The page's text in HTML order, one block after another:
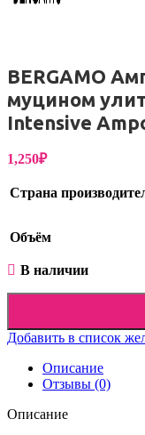
BERGAMO
муцином
Intensive
1,250₽
Страна
Объём
В наличии
Добавить в список
Описание
Отзывы (0)
Описание